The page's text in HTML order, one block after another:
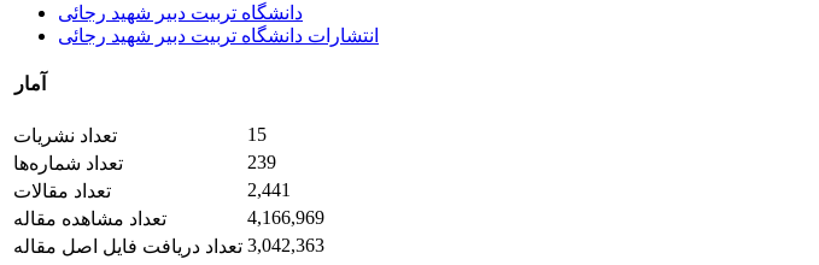
دانشگاه تربیت دبیر شهید رجائی
انتشارات دانشگاه تربیت دبیر شهید رجائی
آمار
تعداد نشریات
15
تعداد شماره‌ها
239
تعداد مقالات
2,441
تعداد مشاهده مقاله
4,166,969
تعداد دریافت فایل اصل مقاله 3,042,363